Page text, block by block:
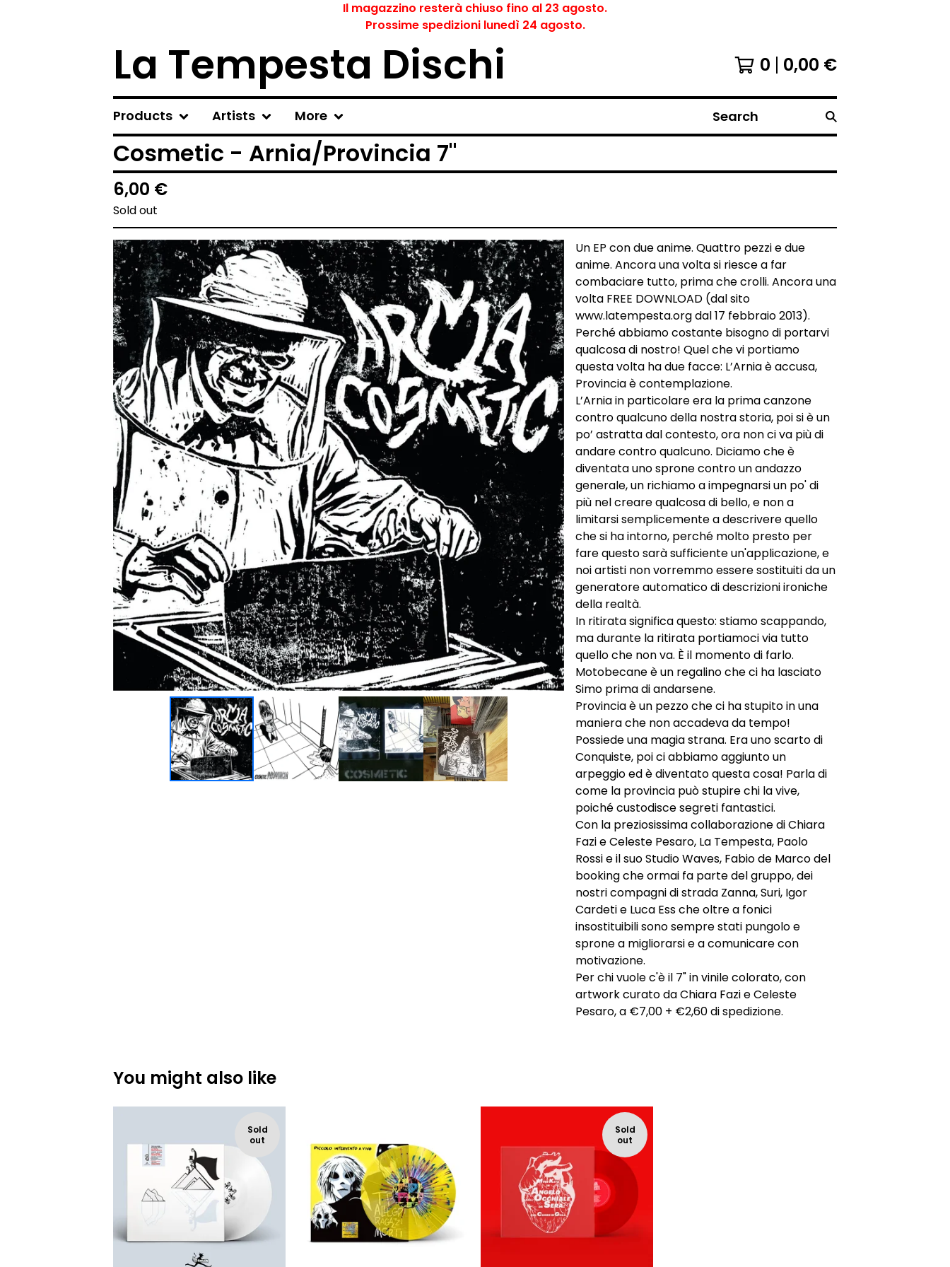
Il magazzino resterà chiuso fino al 23 agosto.
Prossime spedizioni lunedì 24 agosto.
La Tempesta Dischi 0 0,00 €
Products Artists More Search
Cosmetic - Arnia/Provincia 7"
6,00 €
Sold out
Un EP con due anime. Quattro pezzi e due
anime. Ancora una volta si riesce a far
combaciare tutto, prima che crolli. Ancora una
volta FREE DOWNLOAD (dal sito
www.latempesta.org dal 17 febbraio 2013).
Perché abbiamo costante bisogno di portarvi
qualcosa di nostro! Quel che vi portiamo
questa volta ha due facce: L’Arnia è accusa,
Provincia è contemplazione.
L’Arnia in particolare era la prima canzone
contro qualcuno della nostra storia, poi si è un
po’ astratta dal contesto, ora non ci va più di
andare contro qualcuno. Diciamo che è
diventata uno sprone contro un andazzo
generale, un richiamo a impegnarsi un po' di
più nel creare qualcosa di bello, e non a
limitarsi semplicemente a descrivere quello
che si ha intorno, perché molto presto per
fare questo sarà sufficiente un'applicazione, e
noi artisti non vorremmo essere sostituiti da un
generatore automatico di descrizioni ironiche
della realtà.
In ritirata significa questo: stiamo scappando,
ma durante la ritirata portiamoci via tutto
quello che non va. È il momento di farlo.
Motobecane è un regalino che ci ha lasciato
Simo prima di andarsene.
Provincia è un pezzo che ci ha stupito in una
maniera che non accadeva da tempo!
Possiede una magia strana. Era uno scarto di
Conquiste, poi ci abbiamo aggiunto un
arpeggio ed è diventato questa cosa! Parla di
come la provincia può stupire chi la vive,
poiché custodisce segreti fantastici.
Con la preziosissima collaborazione di Chiara
Fazi e Celeste Pesaro, La Tempesta, Paolo
Rossi e il suo Studio Waves, Fabio de Marco del
booking che ormai fa parte del gruppo, dei
nostri compagni di strada Zanna, Suri, Igor
Cardeti e Luca Ess che oltre a fonici
insostituibili sono sempre stati pungolo e
sprone a migliorarsi e a comunicare con
motivazione.
Per chi vuole c'è il 7" in vinile colorato, con
artwork curato da Chiara Fazi e Celeste
Pesaro, a €7,00 + €2,60 di spedizione.
You might also like
Sold
out
Sold
out